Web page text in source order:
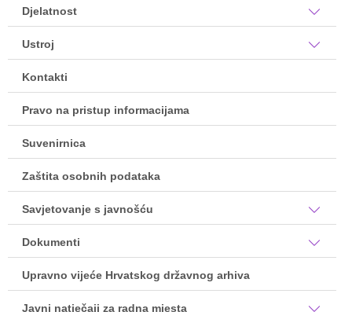
Djelatnost
Ustroj
Kontakti
Pravo na pristup informacijama
Suvenirnica
Zaštita osobnih podataka
Savjetovanje s javnošću
Dokumenti
Upravno vijeće Hrvatskog državnog arhiva
Javni natječaji za radna mjesta